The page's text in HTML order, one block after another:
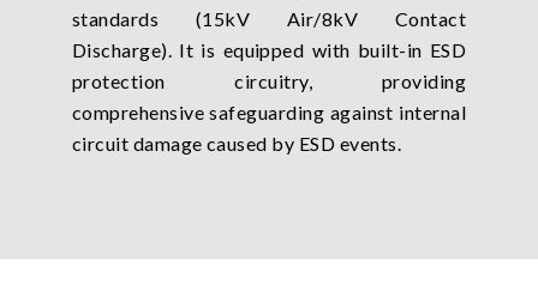
standards (15kV Air/8kV Contact
Discharge). It is equipped with built-in ESD
protection circuitry, providing
comprehensive safeguarding against internal
circuit damage caused by ESD events.